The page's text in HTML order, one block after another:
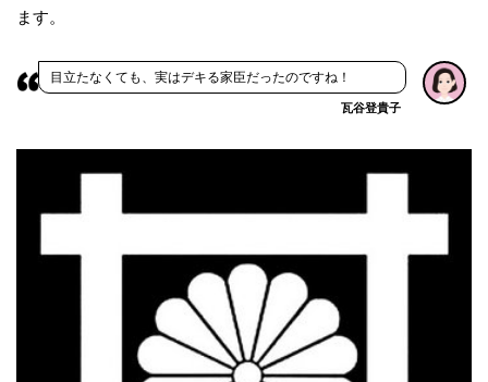
ます。
目立たなくても、実はデキる家臣だったのですね！
瓦谷登貴子